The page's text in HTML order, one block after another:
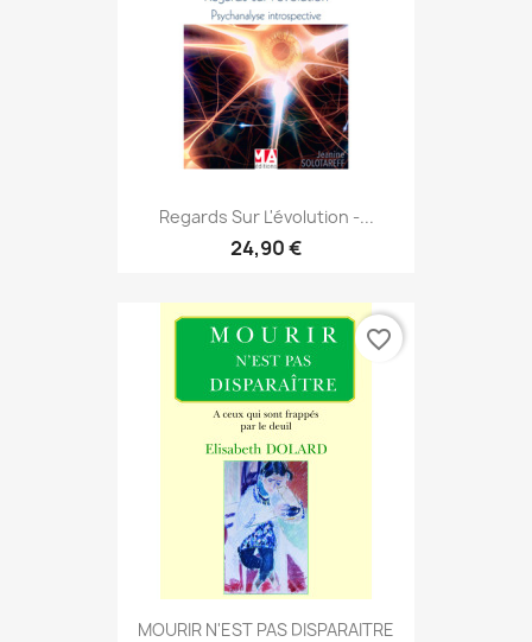
Regards Sur L'évolution -...
24,90 €
MOURIR N'EST PAS DISPARAITRE
favorite_border